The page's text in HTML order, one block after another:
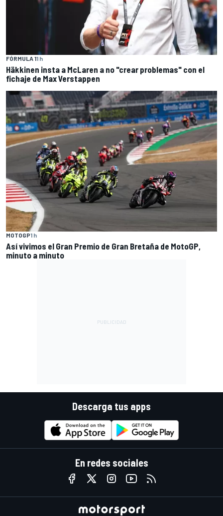
FÓRMULA 11 h
Häkkinen insta a McLaren a no "crear problemas" con el
fichaje de Max Verstappen
MOTOGP1 h
Así vivimos el Gran Premio de Gran Bretaña de MotoGP,
minuto a minuto
Descarga tus apps
En redes sociales